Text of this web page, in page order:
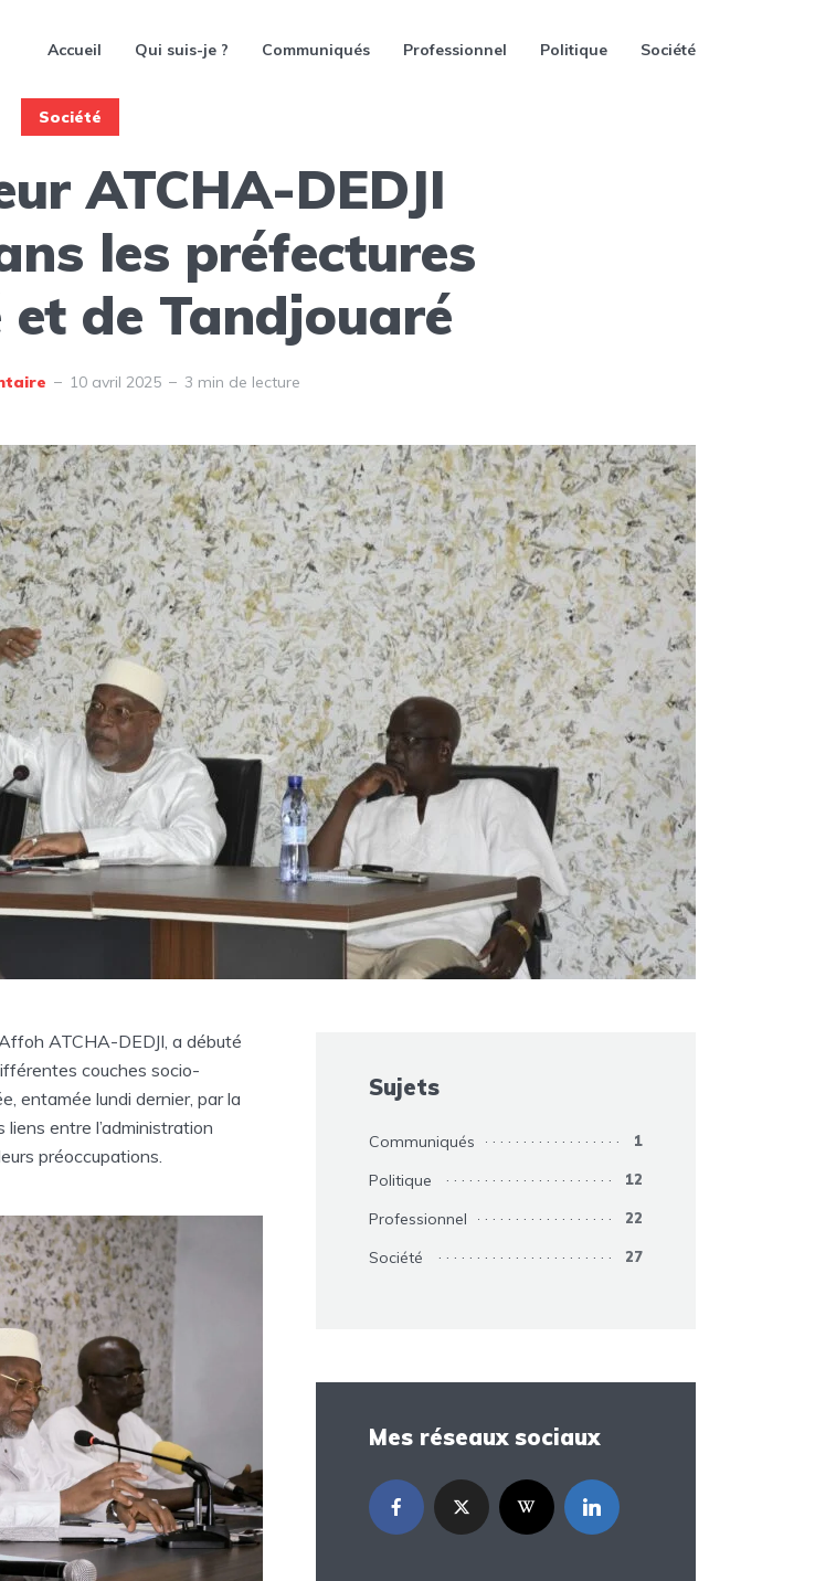
Accueil Qui suis-je ? Communiqués Professionnel Politique Société
Société
ATCHA-DEDJI
les préfectures
et de Tandjouaré
10 avril 2025 3 min de lecture
ATCHA-DEDJI, a débuté
couches socio-
entamée lundi dernier, par la
entre l’administration
préoccupations.
Sujets
Communiqués 1
Politique 12
Professionnel 22
Société 27
Mes réseaux sociaux